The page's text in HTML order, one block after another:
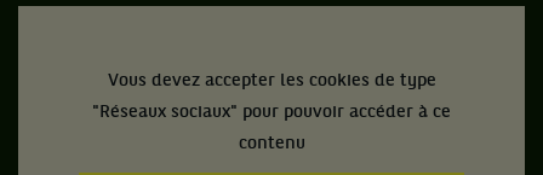
Vous devez accepter les cookies de type
"Réseaux sociaux" pour pouvoir accéder à ce
contenu